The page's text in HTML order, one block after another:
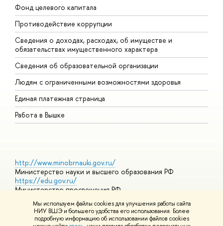
Мы используем файлы cookies для улучшения работы сайта
НИУ ВШЭ и большего удобства его использования. Более
подробную информацию об использовании файлов cookies
Фонд целевого капитала
Противодействие коррупции
Сведения о доходах, расходах, об имуществе и
обязательствах имущественного характера
Сведения об образовательной организации
Людям с ограниченными возможностями здоровья
Единая платежная страница
Работа в Вышке
http://www.minobrnauki.gov.ru/
Министерство науки и высшего образования РФ
https://edu.gov.ru/
Министерство просвещения РФ
https://elearning.hse.ru/mooc
Массовые открытые онлайн-курсы